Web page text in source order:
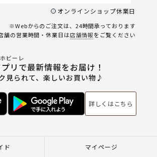
オンラインショップ休業日
※Webからのご注文は、24時間承っております
舗の営業時間・休業日は店舗情報をご覧ください
ビーレ
リで最新情報をお届け！
見られて、楽しいお買い物♪
詳しくはこちら
ド マイページ